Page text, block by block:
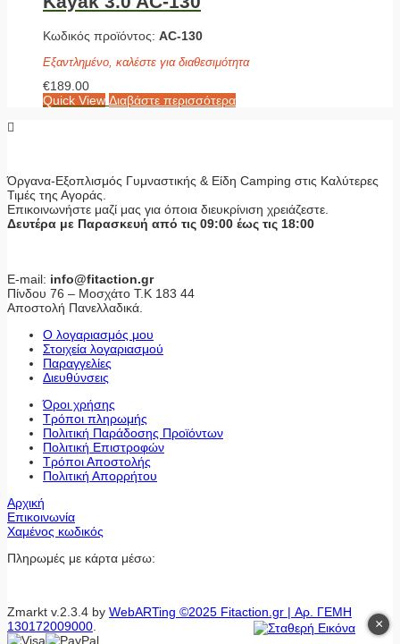
Κωδικός προϊόντος: AC-130
Εξαντλημένο, καλέστε για διαθεσιμότητα
€189.00
Quick View Διαβάστε περισσότερα
Όργανα-Εξοπλισμός Γυμναστικής & Είδη Camping στις Καλύτερες
Τιμές της Αγοράς.
Επικοινωνήστε μαζί μας για όποια διευκρίνιση χρειάζεστε.
Δευτέρα με Παρασκευή από τις 09:00 έως τις 18:00
E-mail: info@fitaction.gr
Πίνδου 76 – Μοσχάτο Τ.Κ 183 44
Αποστολή Πανελλαδικά.
Ο λογαριασμός μου
Στοιχεία λογαριασμού
Παραγγελίες
Διευθύνσεις
Όροι χρήσης
Τρόποι πληρωμής
Πολιτική Παράδοσης Προϊόντων
Πολιτική Επιστροφών
Τρόποι Αποστολής
Πολιτική Απορρήτου
Αρχική
Επικοινωνία
Χαμένος κωδικός
Πληρωμές με κάρτα μέσω:
Zmarkt v.2.3.4 by WebARTing ©2025 Fitaction.gr | Αρ. ΓΕΜΗ
130172009000
×